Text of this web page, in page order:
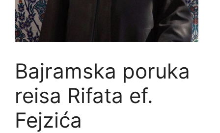
Bajramska poruka
reisa Rifata ef.
Fejzića